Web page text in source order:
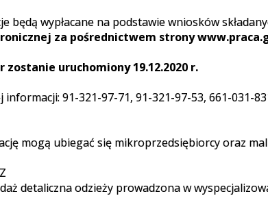
będą wypłacane na podstawie wniosków
za pośrednictwem strony
zostanie uruchomiony 19.12.2020 r.
informacji: 91-321-97-71, 91-321-97-53, 661-031-
mogą ubiegać się mikroprzedsiębiorcy oraz
detaliczna odzieży prowadzona w